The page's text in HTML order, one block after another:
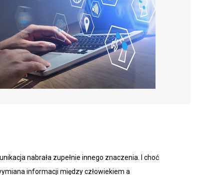
nabrała zupełnie innego znaczenia. I choć
informacji między człowiekiem a